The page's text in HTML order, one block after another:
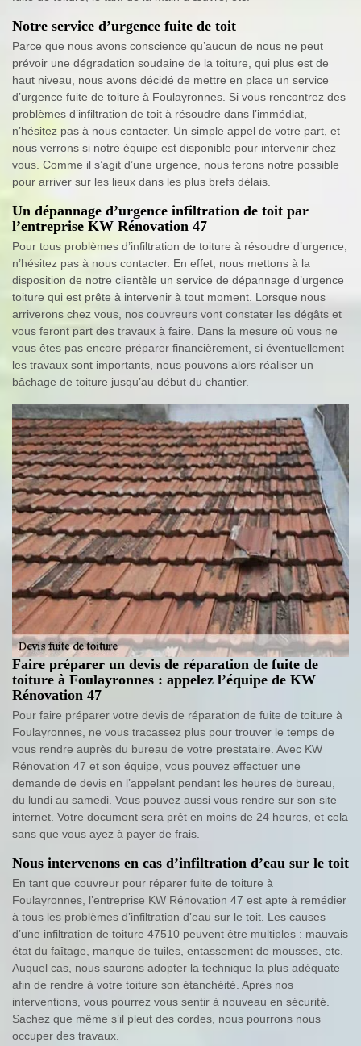
Notre service d’urgence fuite de toit
Parce que nous avons conscience qu’aucun de nous ne peut
prévoir une dégradation soudaine de la toiture, qui plus est de
haut niveau, nous avons décidé de mettre en place un service
d’urgence fuite de toiture à Foulayronnes. Si vous rencontrez des
problèmes d’infiltration de toit à résoudre dans l’immédiat,
n’hésitez pas à nous contacter. Un simple appel de votre part, et
nous verrons si notre équipe est disponible pour intervenir chez
vous. Comme il s’agit d’une urgence, nous ferons notre possible
pour arriver sur les lieux dans les plus brefs délais.
Un dépannage d’urgence infiltration de toit par
l’entreprise KW Rénovation 47
Pour tous problèmes d’infiltration de toiture à résoudre d’urgence,
n’hésitez pas à nous contacter. En effet, nous mettons à la
disposition de notre clientèle un service de dépannage d’urgence
toiture qui est prête à intervenir à tout moment. Lorsque nous
arriverons chez vous, nos couvreurs vont constater les dégâts et
vous feront part des travaux à faire. Dans la mesure où vous ne
vous êtes pas encore préparer financièrement, si éventuellement
les travaux sont importants, nous pouvons alors réaliser un
bâchage de toiture jusqu’au début du chantier.
Faire préparer un devis de réparation de fuite de
toiture à Foulayronnes : appelez l’équipe de KW
Rénovation 47
Pour faire préparer votre devis de réparation de fuite de toiture à
Foulayronnes, ne vous tracassez plus pour trouver le temps de
vous rendre auprès du bureau de votre prestataire. Avec KW
Rénovation 47 et son équipe, vous pouvez effectuer une
demande de devis en l’appelant pendant les heures de bureau,
du lundi au samedi. Vous pouvez aussi vous rendre sur son site
internet. Votre document sera prêt en moins de 24 heures, et cela
sans que vous ayez à payer de frais.
Nous intervenons en cas d’infiltration d’eau sur le toit
En tant que couvreur pour réparer fuite de toiture à
Foulayronnes, l’entreprise KW Rénovation 47 est apte à remédier
à tous les problèmes d’infiltration d’eau sur le toit. Les causes
d’une infiltration de toiture 47510 peuvent être multiples : mauvais
état du faîtage, manque de tuiles, entassement de mousses, etc.
Auquel cas, nous saurons adopter la technique la plus adéquate
afin de rendre à votre toiture son étanchéité. Après nos
interventions, vous pourrez vous sentir à nouveau en sécurité.
Sachez que même s’il pleut des cordes, nous pourrons nous
occuper des travaux.